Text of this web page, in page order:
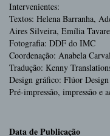
Intervenientes:
Textos: Helena Barranha,
Aires Silveira, Emília
Fotografia: DDF do IMC
Coordenação: Anabela
Tradução: Kenny
Design gráfico: Flúor Design
Pré-impressão, impressão e
Data de Publicação